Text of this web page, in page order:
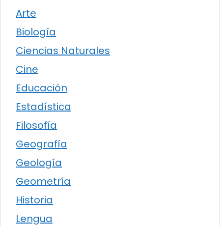
Arte
Biología
Ciencias Naturales
Cine
Educación
Estadística
Filosofía
Geografía
Geología
Geometría
Historia
Lengua